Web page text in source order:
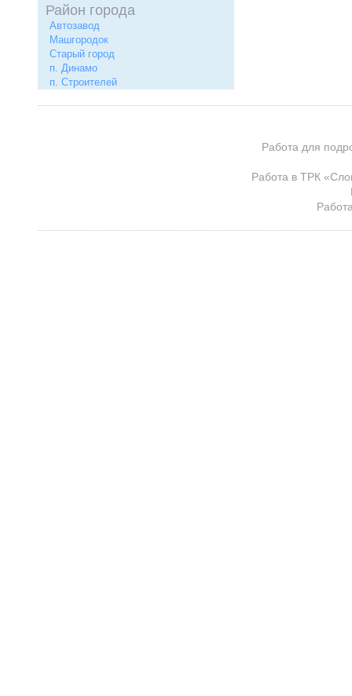
Район города
Автозавод
Машгородок
Старый город
п. Динамо
п. Строителей
Работа для
Работа в ТРК